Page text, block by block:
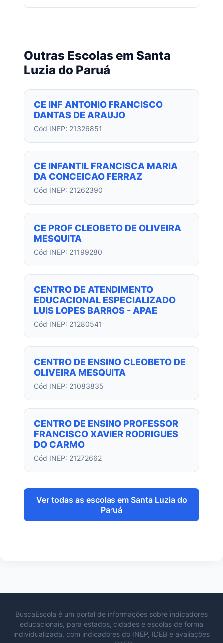
Outras Escolas em Santa
Luzia do Paruá
CE INF ANTONIO FRANCISCO
DANTAS DE ARAUJO
Cód INEP: 21326851
CE INFANTIL FRANCISCA MARIA
DA CONCEICAO FERRAZ
Cód INEP: 21262390
CE PROF CLEOBETO DE OLIVEIRA
MESQUITA
Cód INEP: 21199280
CENTRO DE ATENDIMENTO
EDUCACIONAL ESPECIALIZADO
LUIS LOPES BARROS - APAE
Cód INEP: 21280541
CENTRO DE ENSINO CLEOBETO DE
OLIVEIRA MESQUITA
Cód INEP: 21083835
CENTRO DE ENSINO PROFESSOR
FRANCISCO XAVIER RODRIGUES
DO CARMO
Cód INEP: 21272662
Ver todas as escolas em Santa Luzia do
Paruá
BuscaEscola é um portal de informações sobre indicadores
educacionais, para estados, cidades e escolas de forma
individualizada, com indicadores do INEP, IDEB e avaliações